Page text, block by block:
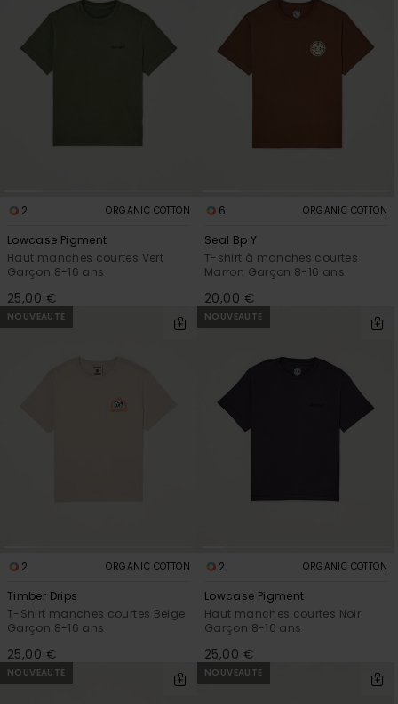
2 ORGANIC COTTON
Lowcase Pigment
Haut manches courtes Vert
Garçon 8-16 ans
25,00 €
6 ORGANIC COTTON
Seal Bp Y
T-shirt à manches courtes
Marron Garçon 8-16 ans
20,00 €
NOUVEAUTÉ
2 ORGANIC COTTON
Timber Drips
T-Shirt manches courtes Beige
Garçon 8-16 ans
25,00 €
NOUVEAUTÉ
2 ORGANIC COTTON
Lowcase Pigment
Haut manches courtes Noir
Garçon 8-16 ans
25,00 €
NOUVEAUTÉ NOUVEAUTÉ